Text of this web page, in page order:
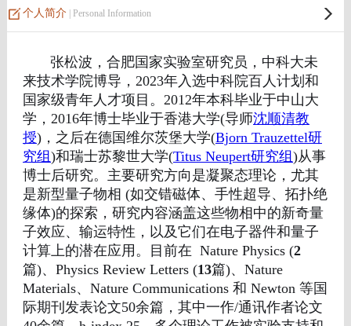
个人简介| Personal Information